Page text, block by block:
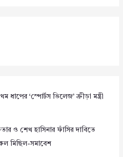
ধাপের ‘স্পোর্টস ভিলেজ’ ক্রীড়া মন্ত্রী
ও শেখ হাসিনার ফাঁসির দাবিতে
মিছিল-সমাবেশ